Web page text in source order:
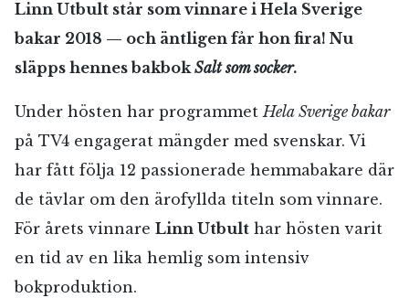
Linn Utbult står som vinnare i Hela Sverige
bakar 2018 — och äntligen får hon fira! Nu
släpps hennes bakbok Salt som socker.
Under hösten har programmet Hela Sverige bakar
på TV4 engagerat mängder med svenskar. Vi
har fått följa 12 passionerade hemmabakare där
de tävlar om den ärofyllda titeln som vinnare.
För årets vinnare Linn Utbult har hösten varit
en tid av en lika hemlig som intensiv
bokproduktion.